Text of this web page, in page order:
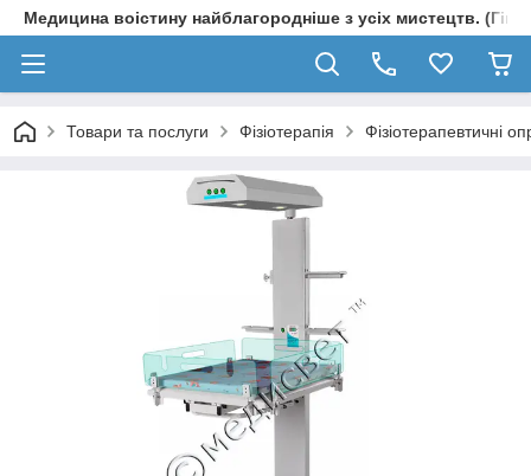
Медицина воістину найблагородніше з усіх мистецтв.
Товари та послуги Фізіотерапія Фізіотерапевтичні